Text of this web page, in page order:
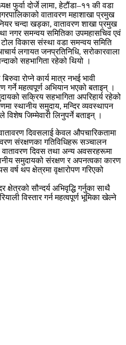
फुर्वा दोर्जे लामा, हेटौंडा–११ की वडा
वातावरण महाशाखा प्रमुख
चन्दा खड्का, वातावरण शाखा प्रमुख
नगर समन्वय समितिका उपमहासचिव एवं
विकास संस्था वडा समन्वय समिति
लगायत जनप्रतिनिधि, सरोकारवाला
सहभागिता रहेको थियो ।
रोप्ने कार्य मात्र नभई भावी
गर्ने महत्वपूर्ण अभियान भएको बताइन् ।
सक्रिय सहभागिता अपरिहार्य रहेको
स्थानीय समुदाय, मन्दिर व्यवस्थापन
जिम्मेवारी लिनुपर्ने बताइन् ।
दिवसलाई केवल औपचारिकतामा
संरक्षणका गतिविधिहरू सञ्चालन
वातावरण दिवस तथा अन्य अवसरहरूमा
समुदायको संरक्षण र अपनत्वका कारण
वर्ष थप क्षेत्रमा वृक्षारोपण गरिएको
क्षेत्रको सौन्दर्य अभिवृद्धि गर्नुका साथै
विस्तार गर्न महत्वपूर्ण भूमिका खेल्ने